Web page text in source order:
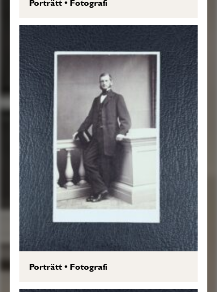
Porträtt• Fotografi
Porträtt• Fotografi